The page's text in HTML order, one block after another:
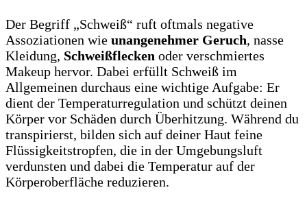
Der Begriff „Schweiß“ ruft oftmals negative
Assoziationen wie unangenehmer Geruch, nasse
Kleidung, Schweißflecken oder verschmiertes
Makeup hervor. Dabei erfüllt Schweiß im
Allgemeinen durchaus eine wichtige Aufgabe: Er
dient der Temperaturregulation und schützt deinen
Körper vor Schäden durch Überhitzung. Während du
transpirierst, bilden sich auf deiner Haut feine
Flüssigkeitstropfen, die in der Umgebungsluft
verdunsten und dabei die Temperatur auf der
Körperoberfläche reduzieren.